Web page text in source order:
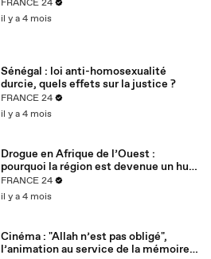
FRANCE 24
il y a 4 mois
Sénégal : loi anti-homosexualité
durcie, quels effets sur la justice ?
FRANCE 24
il y a 4 mois
Drogue en Afrique de l’Ouest :
pourquoi la région est devenue un hub
mondial
FRANCE 24
il y a 4 mois
Cinéma : "Allah n’est pas obligé",
l’animation au service de la mémoire